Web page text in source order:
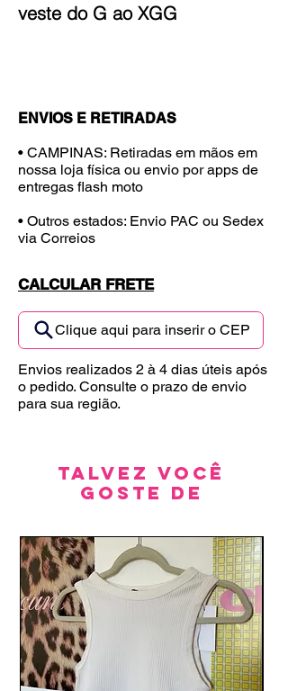
veste do G ao XGG
ENVIOS E RETIRADAS
• CAMPINAS: Retiradas em mãos em
nossa loja física ou envio por apps de
entregas flash moto
• Outros estados: Envio PAC ou Sedex
via Correios
CALCULAR FRETE
Clique aqui para inserir o CEP
Envios realizados 2 à 4 dias úteis após
o pedido. Consulte o prazo de envio
para sua região.
Talvez você
goste de